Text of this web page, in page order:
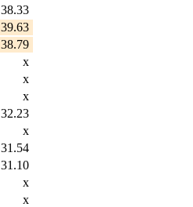
38.33
39.63
38.79
x
x
x
32.23
x
31.54
31.10
x
x